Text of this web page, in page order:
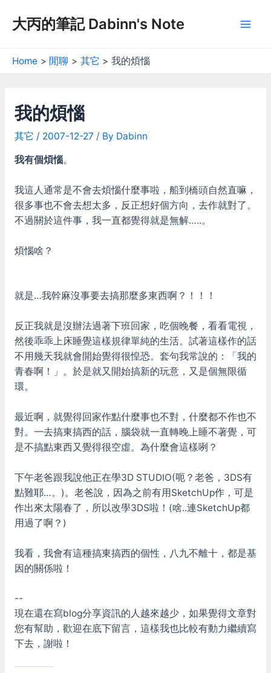
大丙的筆記 Dabinn's Note
Home 閒聊 其它 我的煩惱
我的煩惱
其它 / 2007-12-27 / By Dabinn
我有個煩惱。
我這人通常是不會去煩惱什麼事啦，船到橋頭自然直嘛，
很多事也不會去想太多，反正想好個方向，去作就對了。
不過關於這件事，我一直都覺得就是無解…..。
煩惱啥？
就是…我幹麻沒事要去搞那麼多東西啊？！！！
反正我就是沒辦法過著下班回家，吃個晚餐，看看電視，
然後乖乖上床睡覺這樣規律單純的生活。試著這樣作的話
不用幾天我就會開始覺得很惶恐。套句我常說的：「我的
青春啊！」。於是就又開始搞新的玩意，又是個無限循
環。
最近啊，就覺得回家作點什麼事也不對，什麼都不作也不
對。一去搞東搞西的話，腦袋就一直轉晚上睡不著覺，可
是不搞點東西又覺得很空虛。為什麼會這樣咧？
下午老爸跟我說他正在學3D STUDIO(呃？老爸，3DS有
點難耶…。)。老爸說，因為之前有用SketchUp作，可是
作出來太陽春了，所以改學3DS啦！(啥..連SketchUp都
用過了啊？)
我看，我會有這種搞東搞西的個性，八九不離十，都是基
因的關係啦！
--
現在還在寫blog分享資訊的人越來越少，如果覺得文章對
您有幫助，歡迎在底下留言，這樣我也比較有動力繼續寫
下去，謝啦！